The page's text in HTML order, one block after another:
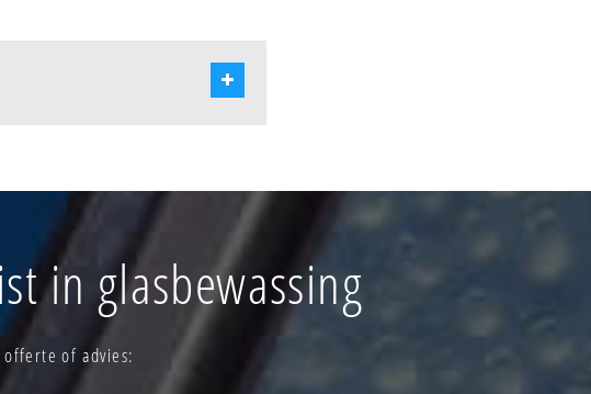
Wulvergem-dorp
Zavelaar - bruloze
Zwarteberg - rodeberg
Zwartemolen
in glasbewassing
of advies: